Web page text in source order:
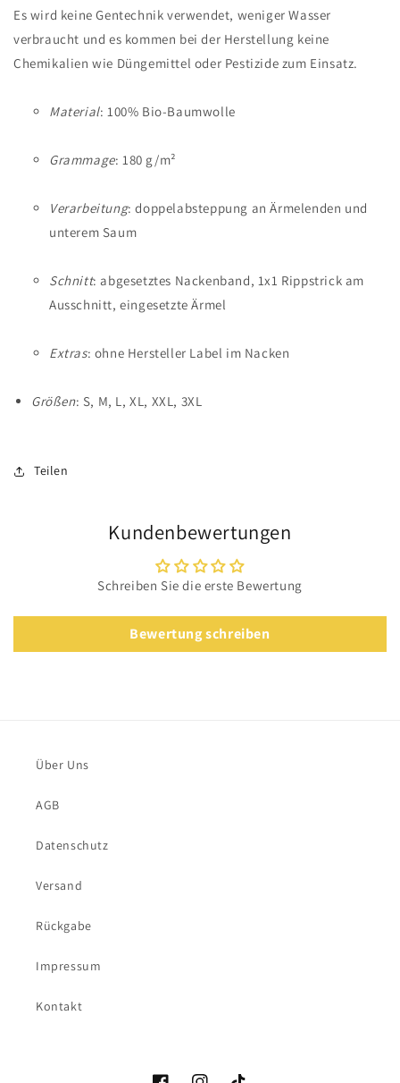
Es wird keine Gentechnik verwendet, weniger Wasser
verbraucht und es kommen bei der Herstellung keine
Chemikalien wie Düngemittel oder Pestizide zum Einsatz.
Material: 100% Bio-Baumwolle
Grammage: 180 g/m²
Verarbeitung: doppelabsteppung an Ärmelenden und
unterem Saum
Schnitt: abgesetztes Nackenband, 1x1 Rippstrick am
Ausschnitt, eingesetzte Ärmel
Extras: ohne Hersteller Label im Nacken
Größen: S, M, L, XL, XXL, 3XL
Teilen
Kundenbewertungen
Schreiben Sie die erste Bewertung
Bewertung schreiben
Über Uns
AGB
Datenschutz
Versand
Rückgabe
Impressum
Kontakt